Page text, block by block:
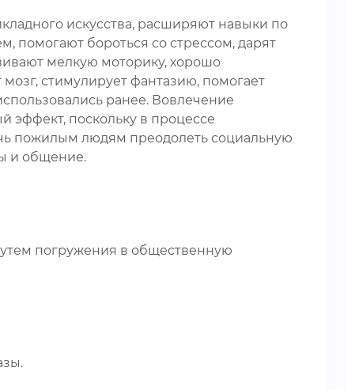
искусства, расширяют навыки по
помогают бороться со стрессом, дарят
мелкую моторику, хорошо
стимулирует фантазию, помогает
ранее. Вовлечение
эффект, поскольку в процессе
пожилым людям преодолеть социальную
и общение.
погружения в общественную